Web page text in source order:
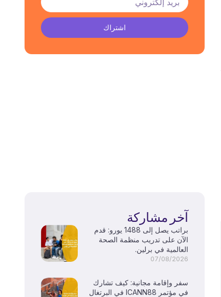
اشتراك
آخر مشاركة
براتب يصل إلى 1488 يورو: قدم
الآن على تدريب منظمة الصحة
العالمية في برلين.
07/08/2026
سفر وإقامة مجانية: كيف تشارك
في مؤتمر ICANN88 في البرتغال